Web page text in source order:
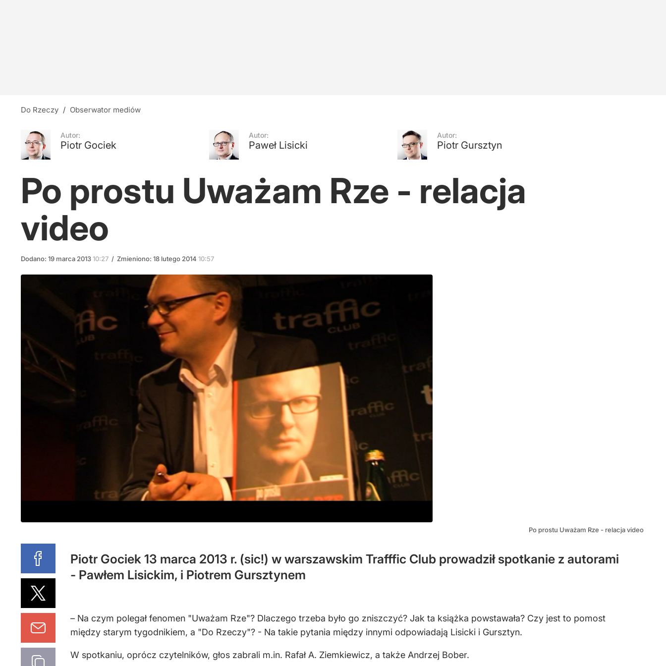
4
Do Rzeczy / Obserwator mediów
Autor:
Piotr Gociek
Autor:
Paweł Lisicki
Autor:
Piotr Gursztyn
Po prostu Uważam Rze - relacja
video
Dodano: 19 marca 201310:27 / Zmieniono: 18 lutego 2014 10:57
Po prostu Uważam Rze - relacja video
Piotr Gociek 13 marca 2013 r. (sic!) w warszawskim Trafffic Club prowadził spotkanie z autorami
- Pawłem Lisickim, i Piotrem Gursztynem
– Na czym polegał fenomen "Uważam Rze"? Dlaczego trzeba było go zniszczyć? Jak ta książka powstawała? Czy jest to pomost
między starym tygodnikiem, a "Do Rzeczy"? - Na takie pytania między innymi odpowiadają Lisicki i Gursztyn.
W spotkaniu, oprócz czytelników, głos zabrali m.in. Rafał A. Ziemkiewicz, a także Andrzej Bober.